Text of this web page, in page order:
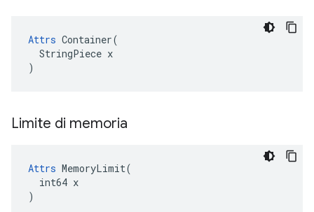
Attrs Container(
  StringPiece x
)
Limite di memoria
Attrs MemoryLimit(
  int64 x
)